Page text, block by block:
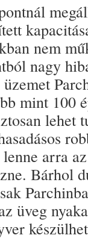
nem
nagy
mint 100
lehet
arra
Bárhol
üveg